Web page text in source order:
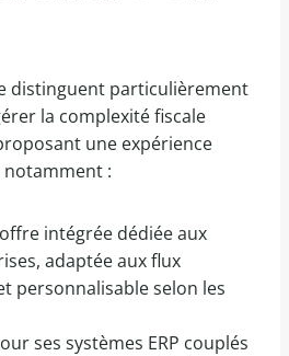
distinguent particulièrement
la complexité fiscale
une expérience
:
intégrée dédiée aux
adaptée aux flux
personnalisable selon les
ses systèmes ERP couplés